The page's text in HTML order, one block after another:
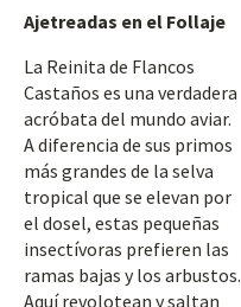
Ajetreadas en el Follaje
La Reinita de Flancos
Castaños es una verdadera
acróbata del mundo aviar.
A diferencia de sus primos
más grandes de la selva
tropical que se elevan por
el dosel, estas pequeñas
insectívoras prefieren las
ramas bajas y los arbustos.
Aquí revolotean y saltan